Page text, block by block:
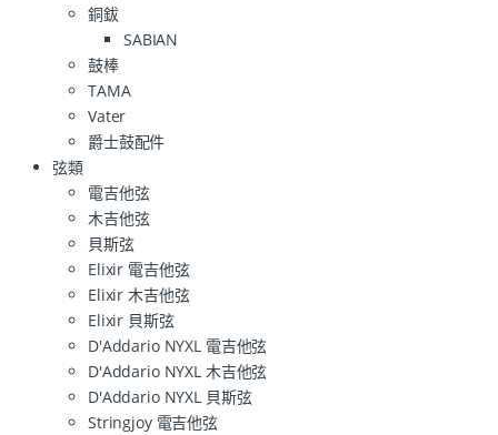
銅鈸
SABIAN
鼓棒
TAMA
Vater
爵士鼓配件
弦類
電吉他弦
木吉他弦
貝斯弦
Elixir 電吉他弦
Elixir 木吉他弦
Elixir 貝斯弦
D'Addario NYXL 電吉他弦
D'Addario NYXL 木吉他弦
D'Addario NYXL 貝斯弦
Stringjoy 電吉他弦